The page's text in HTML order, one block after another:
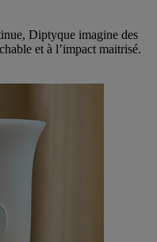
Diptyque imagine des
et à l’impact maitrisé.